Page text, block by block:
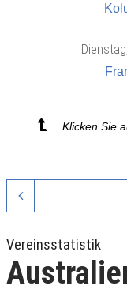
Dienstag
Klicken Sie
Vereinsstatistik